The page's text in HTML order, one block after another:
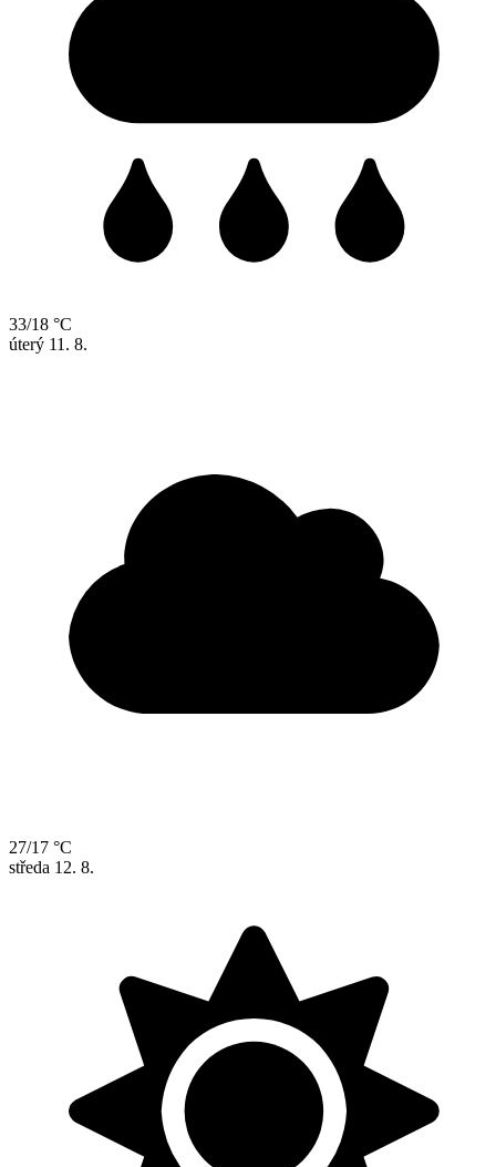
33/18 °C
úterý 11. 8.
27/17 °C
středa 12. 8.